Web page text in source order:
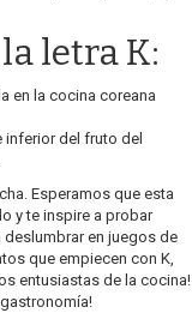
letra K:
en la cocina coreana
inferior del fruto del
Esperamos que esta
y te inspire a probar
en juegos de
que empiecen con K,
entusiastas de la cocina!